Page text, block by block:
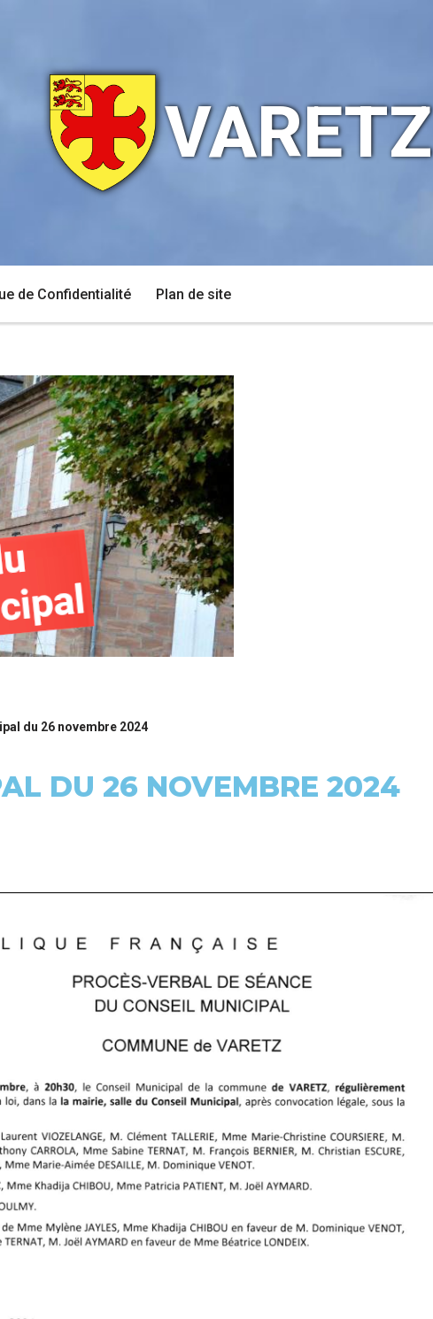
VARETZ
de Confidentialité Plan de site
du 26 novembre 2024
DU 26 NOVEMBRE 2024